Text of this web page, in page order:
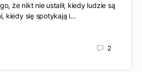
że nikt nie ustalił, kiedy ludzie są
kiedy się spotykają i…
2